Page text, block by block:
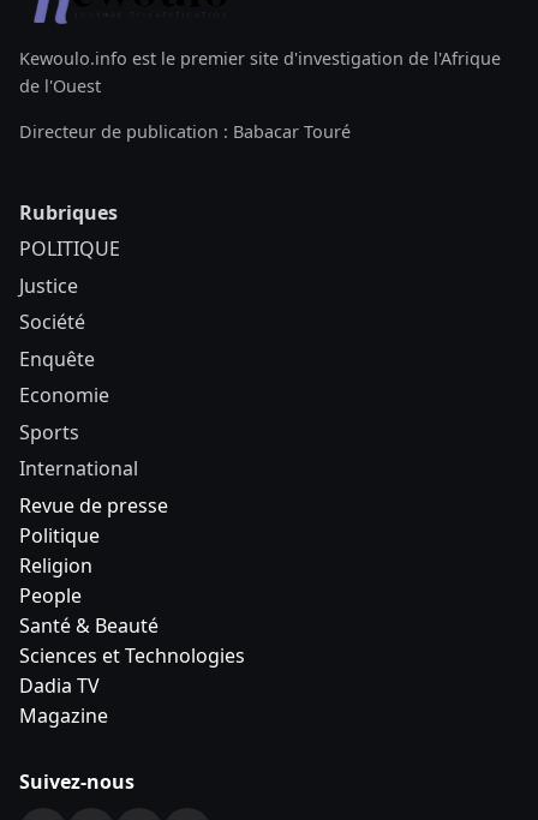
Kewoulo.info est le premier site d'investigation de l'Afrique
de l'Ouest
Directeur de publication : Babacar Touré
Rubriques
POLITIQUE
Justice
Société
Enquête
Economie
Sports
International
Revue de presse
Politique
Religion
People
Santé & Beauté
Sciences et Technologies
Dadia TV
Magazine
Suivez-nous